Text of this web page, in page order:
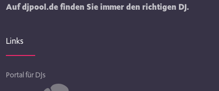
Auf djpool.de finden Sie immer den richtigen DJ.
Links
Portal für DJs